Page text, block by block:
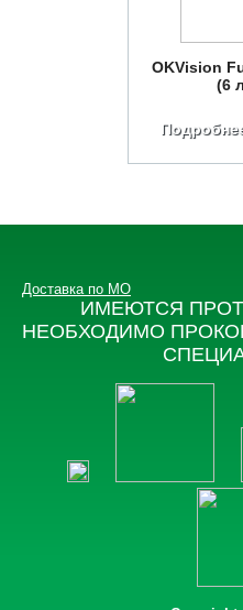
OKVision
(6
ИМЕЮТСЯ
НЕОБХОДИМО
Доставка по МО